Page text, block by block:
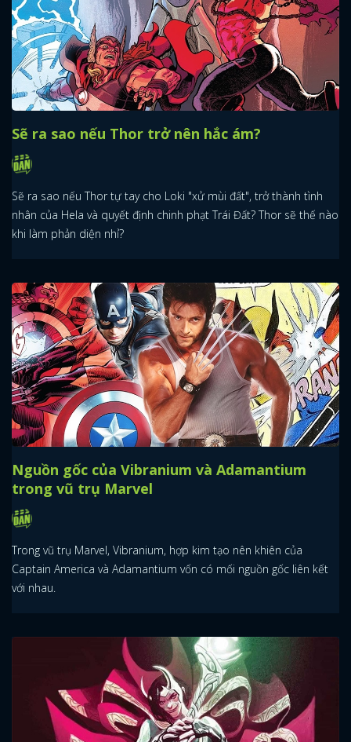
Sẽ ra sao nếu Thor trở nên hắc ám?
Sẽ ra sao nếu Thor tự tay cho Loki "xử mùi đất", trở thành tình
nhân của Hela và quyết định chinh phạt Trái Đất? Thor sẽ thế nào
khi làm phản diện nhỉ?
Nguồn gốc của Vibranium và Adamantium
trong vũ trụ Marvel
Trong vũ trụ Marvel, Vibranium, hợp kim tạo nên khiên của
Captain America và Adamantium vốn có mối nguồn gốc liên kết
với nhau.